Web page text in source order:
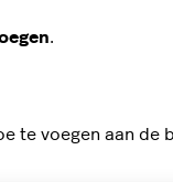
.
te voegen aan de